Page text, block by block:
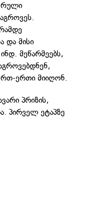
და მისი
მეწარმეებს,
ერთი მიიღონ.
პრიზის,
პირველ ეტაპზე